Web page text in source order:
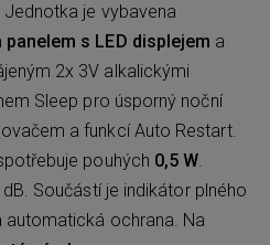
je vybavena
s LED displejem a
2x 3V alkalickými
Sleep pro úsporný noční
a funkcí Auto Restart.
pouhých 0,5 W.
Součástí je indikátor plného
automatická ochrana. Na